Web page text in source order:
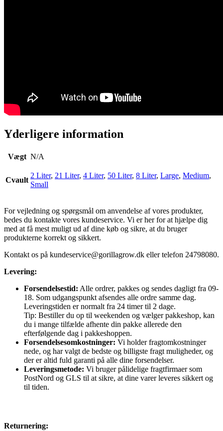
Yderligere information
Vægt N/A
Cvault
2 Liter, 21 Liter, 4 Liter, 50 Liter, 8 Liter, Large, Medium,
Small
For vejledning og spørgsmål om anvendelse af vores produkter,
bedes du kontakte vores kundeservice. Vi er her for at hjælpe dig
med at få mest muligt ud af dine køb og sikre, at du bruger
produkterne korrekt og sikkert.
Kontakt os på kundeservice@gorillagrow.dk eller telefon 24798080.
Levering:
Forsendelsestid: Alle ordrer, pakkes og sendes dagligt fra 09-
18. Som udgangspunkt afsendes alle ordre samme dag.
Leveringstiden er normalt fra 24 timer til 2 dage.
Tip: Bestiller du op til weekenden og vælger pakkeshop, kan
du i mange tilfælde afhente din pakke allerede den
efterfølgende dag i pakkeshoppen.
Forsendelsesomkostninger: Vi holder fragtomkostninger
nede, og har valgt de bedste og billigste fragt muligheder, og
der er altid fuld garanti på alle dine forsendelser.
Leveringsmetode: Vi bruger pålidelige fragtfirmaer som
PostNord og GLS til at sikre, at dine varer leveres sikkert og
til tiden.
Returnering: